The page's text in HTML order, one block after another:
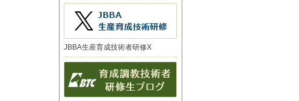
JBBA生産育成技術者研修X